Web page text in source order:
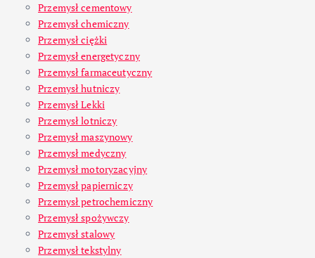
Przemysł cementowy
Przemysł chemiczny
Przemysł ciężki
Przemysł energetyczny
Przemysł farmaceutyczny
Przemysł hutniczy
Przemysł Lekki
Przemysł lotniczy
Przemysł maszynowy
Przemysł medyczny
Przemysł motoryzacyjny
Przemysł papierniczy
Przemysł petrochemiczny
Przemysł spożywczy
Przemysł stalowy
Przemysł tekstylny